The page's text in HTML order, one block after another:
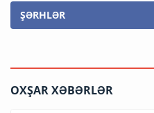
ŞƏRHLƏR
OXŞAR XƏBƏRLƏR